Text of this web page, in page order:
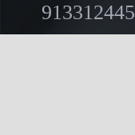
913312445